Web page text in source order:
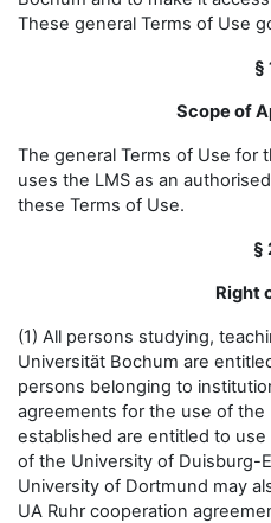
These general Terms of Use
§
Scope of
The general Terms of Use for
uses the LMS as an
these Terms of Use.
§
Right
(1) All persons studying,
Universität Bochum are
persons belonging to
agreements for the use of the
established are entitled to
of the University of Duisburg-
University of Dortmund may
UA Ruhr cooperation